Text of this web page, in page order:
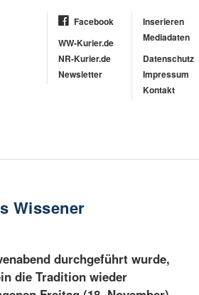
Facebook
WW-Kurier.de
NR-Kurier.de
Newsletter
Inserieren
Mediadaten
Datenschutz
Impressum
Kontakt
Wissener
durchgeführt wurde,
die Tradition wieder